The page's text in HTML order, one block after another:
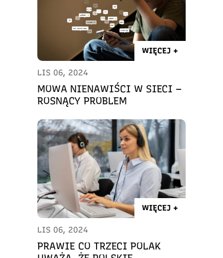
WIĘCEJ +
LIS 06, 2024
MOWA NIENAWIŚCI W SIECI –
ROSNĄCY PROBLEM
WIĘCEJ +
LIS 06, 2024
PRAWIE CO TRZECI POLAK